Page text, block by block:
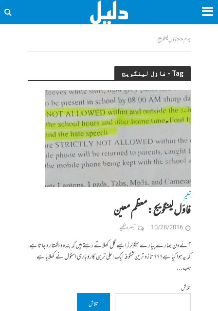
ہوم<<فاؤل لینگویج
Tag - فاؤل لینگویج
تعلیم
فاؤل لینگویج : معظم معین
10/28/2016 تبصرہ لکھیے
آئے دن ہمارے پیارے سیکولرز ایسے گل کھلاتے رہتے ہیں کہ بندہ دیکھتا رہ جاتا ہے
کہ یہ ہوا کیا ہے؟؟؟ تازہ ترین شگوفہ ایک اعلی ترین کاروباری اسکول نے کھلایا ہے
جب...
تلاش
تلاش